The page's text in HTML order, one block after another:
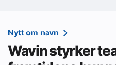
Sanitær
Ventilasjon
Nytt om navn
Wavin styrker